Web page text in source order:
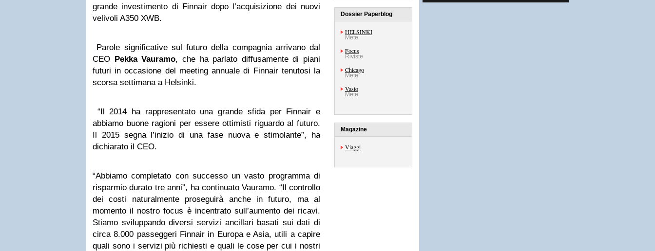
grande investimento di Finnair dopo l’acquisizione dei nuovi
velivoli A350 XWB.
Parole significative sul futuro della compagnia arrivano dal
CEO Pekka Vauramo, che ha parlato diffusamente di piani
futuri in occasione del meeting annuale di Finnair tenutosi la
scorsa settimana a Helsinki.
“Il 2014 ha rappresentato una grande sfida per Finnair e
abbiamo buone ragioni per essere ottimisti riguardo al futuro.
Il 2015 segna l’inizio di una fase nuova e stimolante”, ha
dichiarato il CEO.
“Abbiamo completato con successo un vasto programma di
risparmio durato tre anni”, ha continuato Vauramo. “Il controllo
dei costi naturalmente proseguirà anche in futuro, ma al
momento il nostro focus è incentrato sull’aumento dei ricavi.
Stiamo sviluppando diversi servizi ancillari basati sui dati di
circa 8.000 passeggeri Finnair in Europa e Asia, utili a capire
quali sono i servizi più richiesti e quali le cose per cui i nostri
Dossier Paperblog
HELSINKI
Mete
Focus
Riviste
Chicago
Mete
Vasto
Mete
Magazine
Viaggi